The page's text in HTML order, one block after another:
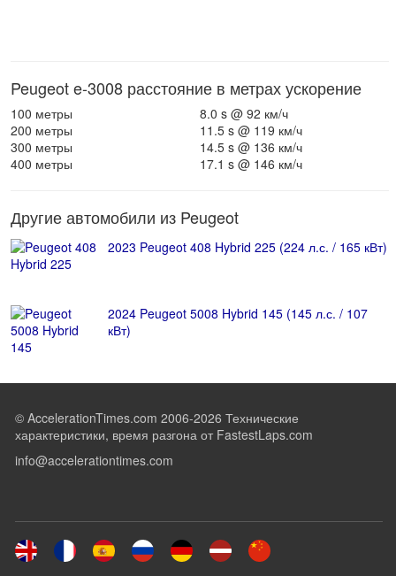
Peugeot e-3008 расстояние в метрах ускорение
100 метры
8.0 s @ 92 км/ч
200 метры
11.5 s @ 119 км/ч
300 метры
14.5 s @ 136 км/ч
400 метры
17.1 s @ 146 км/ч
Другие автомобили из Peugeot
2023 Peugeot 408 Hybrid 225 (224 л.с. / 165 кВт)
2024 Peugeot 5008 Hybrid 145 (145 л.с. / 107
кВт)
© AccelerationTimes.com 2006-2026 Технические
характеристики, время разгона от FastestLaps.com
info@accelerationtimes.com